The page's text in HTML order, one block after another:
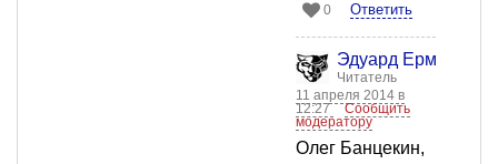
0 Ответить
Эдуард Ермоленко
Читатель
11 апреля 2014 в
12:27
Сообщить
модератору
Олег Банцекин,